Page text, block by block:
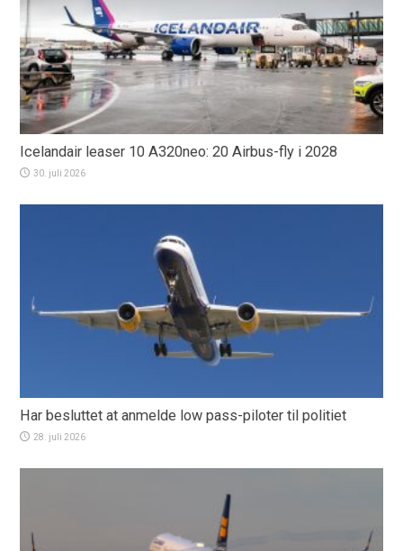
Icelandair leaser 10 A320neo: 20 Airbus-fly i 2028
30. juli 2026
Har besluttet at anmelde low pass-piloter til politiet
28. juli 2026